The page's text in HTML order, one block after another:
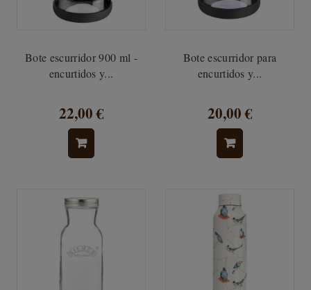
Bote escurridor 900 ml -
encurtidos y...
22,00 €
Bote escurridor para
encurtidos y...
20,00 €